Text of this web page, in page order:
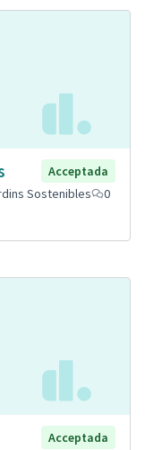
Acceptada
Sostenibles
0
Acceptada